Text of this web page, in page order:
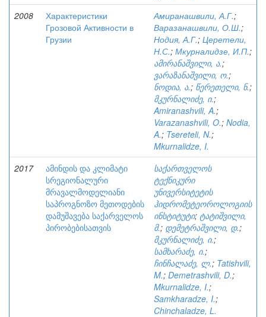
2008
Характеристики
Грозовой Активности в
Грузии
Амиранашвили, А.Г.;
Варазанашвили, О.Ш.;
Нодия, А.Г.; Церетели,
Н.С.; Мкурналидзе, И.П.;
ამირანაშვილი, ა.;
ვარაზანაშვილი, ო.;
ნოდია, ა.; წერეთელი, ნ.;
მკურნალიძე, ი.;
Amiranashvili, A.;
Varazanashvili, O.; Nodia,
A.; Tsereteli, N.;
Mkurnalidze, I.
2017
ამინდის და კლიმატი
სრეგიონალური
მრავალმოდელიანი
საპროგნოზო მეთოდების
დამუშავება საქარველოს
პირობებისათვის
საქართველოს
ტექნიკური
უნივერსიტეტის
ჰიდრომეტეოროლოგიის
ინსტიტუტი; ტატიშვილი,
მ.; დემეტრაშვილი, დ.;
მკურნალიძე, ი.;
სამხარაძე, ი.;
ჩინჩალაძე, ლ.; Tatishvili,
M.; Demetrashvili, D.;
Mkurnalidze, I.;
Samkharadze, I.;
Chinchaladze, L.